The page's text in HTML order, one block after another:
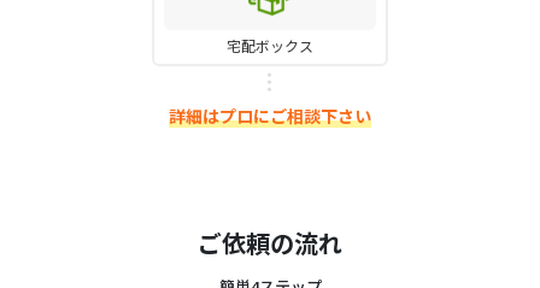
宅配ボックス
詳細はプロにご相談下さい
ご依頼の流れ